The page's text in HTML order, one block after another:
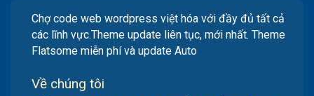
Chợ code web wordpress việt hóa với đầy đủ tất cả
các lĩnh vực.Theme update liên tục, mới nhất. Theme
Flatsome miễn phí và update Auto
Về chúng tôi